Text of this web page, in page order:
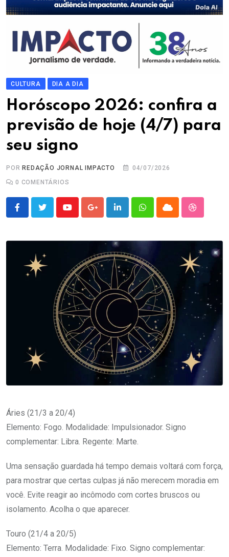
CULTURA DIA A DIA
Horóscopo 2026: confira a
previsão de hoje (4/7) para
seu signo
POR REDAÇÃO JORNAL IMPACTO
04/07/2026
0 COMENTÁRIOS
YoutubeGoogle+LinkedInWhatsappCloud
Áries (21/3 a 20/4)
Elemento: Fogo. Modalidade: Impulsionador. Signo
complementar: Libra. Regente: Marte.
Uma sensação guardada há tempo demais voltará com força,
para mostrar que certas culpas já não merecem moradia em
você. Evite reagir ao incômodo com cortes bruscos ou
isolamento. Acolha o que aparecer.
Touro (21/4 a 20/5)
Elemento: Terra. Modalidade: Fixo. Signo complementar: